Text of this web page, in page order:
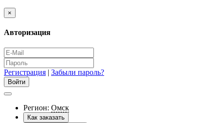
×
Авторизация
Регистрация | Забыли пароль?
Регион: Омск
Как заказать